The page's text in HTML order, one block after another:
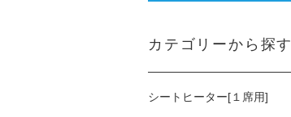
カテゴリーから探す
シートヒーター[１席用]